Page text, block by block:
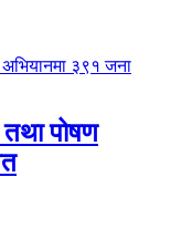
पोषण